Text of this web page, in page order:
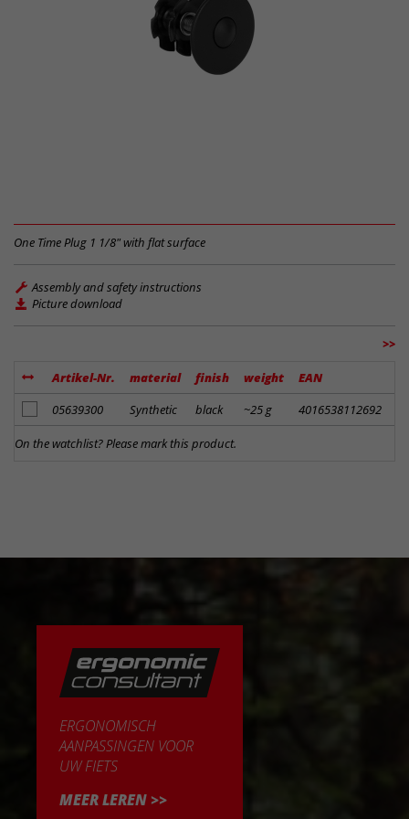
One Time Plug 1 1/8" with flat surface
Assembly and safety instructions
Picture download
>>
Artikel-Nr. material finish weight EAN
add to notes
05639300 Synthetic black ~25 g 4016538112692
On the watchlist? Please mark this product.
ERGONOMISCH
AANPASSINGEN VOOR
UW FIETS
MEER LEREN >>